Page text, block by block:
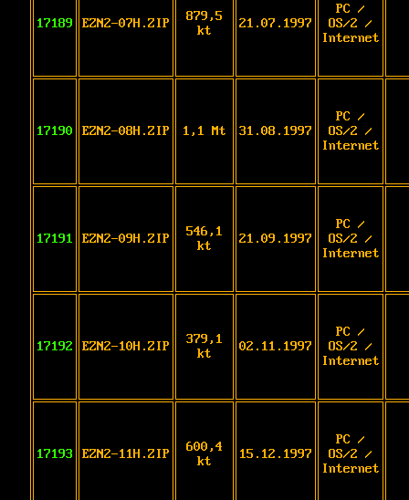
17189 EZN2-07H.ZIP
879,5
kt
21.07.1997
PC /
OS/2 /
Internet
17190 EZN2-08H.ZIP 1,1 Mt 31.08.1997
PC /
OS/2 /
Internet
17191 EZN2-09H.ZIP
546,1
kt
21.09.1997
PC /
OS/2 /
Internet
17192 EZN2-10H.ZIP
379,1
kt
02.11.1997
PC /
OS/2 /
Internet
17193 EZN2-11H.ZIP
600,4
kt
15.12.1997
PC /
OS/2 /
Internet